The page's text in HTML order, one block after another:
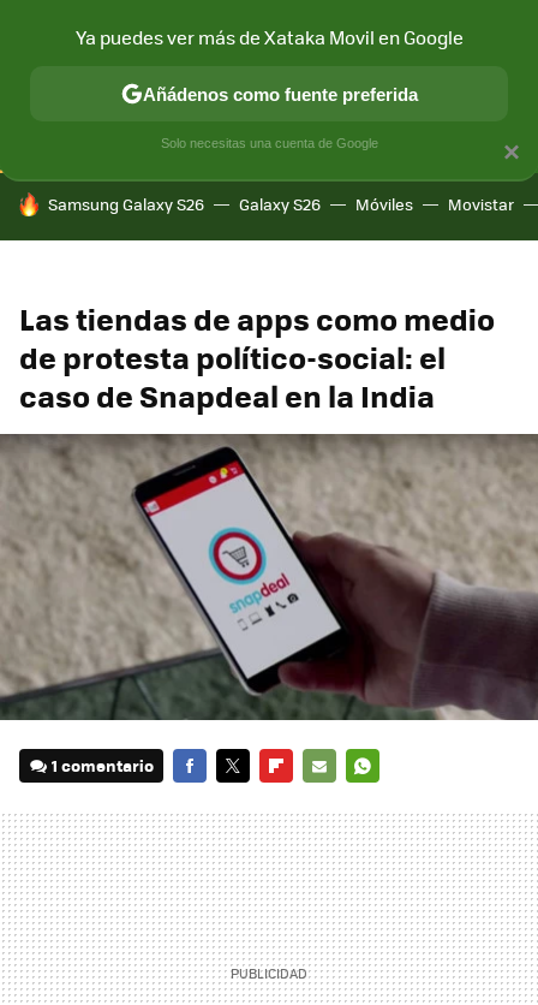
CONECTIVIDAD MÓVIL Y SOCIEDAD APLICACIONES
HOY SE HABLA DE
Samsung Galaxy S26 Galaxy S26 Móviles Movistar
Las tiendas de apps como medio
de protesta político-social: el
caso de Snapdeal en la India
1 comentario
MAIL
×
Ya puedes ver más de Xataka Movil en Google
Añádenos como fuente preferida
Solo necesitas una cuenta de Google